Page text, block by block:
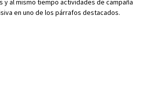
y al mismo tiempo actividades de campaña
en uno de los párrafos destacados.